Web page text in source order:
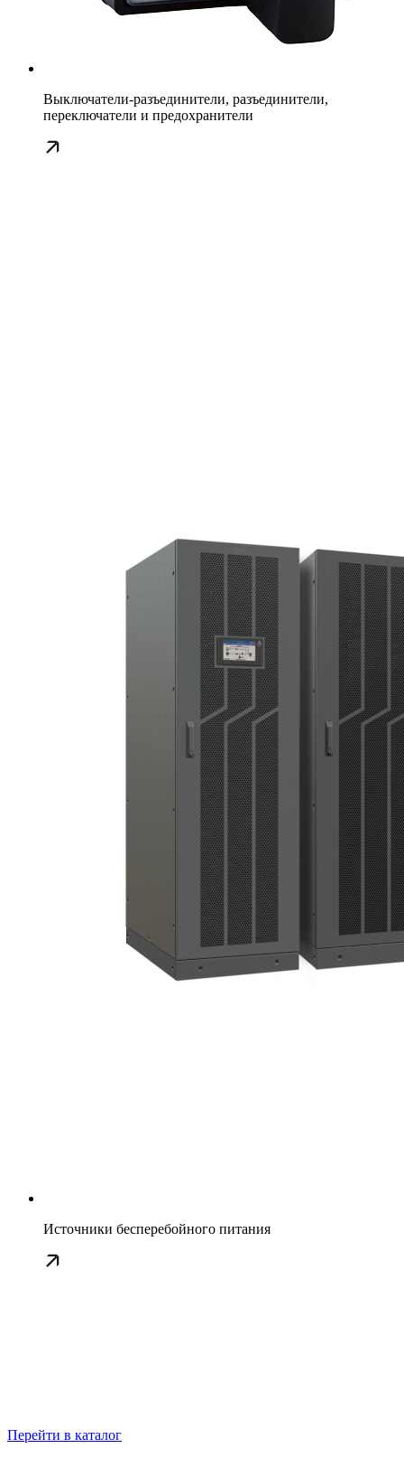
Выключатели-разъединители, разъединители,
переключатели и предохранители
Источники бесперебойного питания
Перейти в каталог